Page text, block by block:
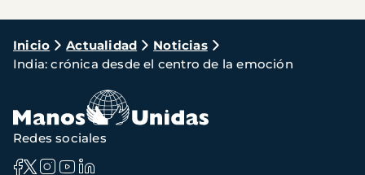
Ruta
de
navegación
Inicio Actualidad
Noticias
India: crónica desde el centro de la emoción
Redes sociales